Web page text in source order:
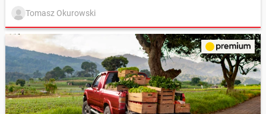
Tomasz Okurowski